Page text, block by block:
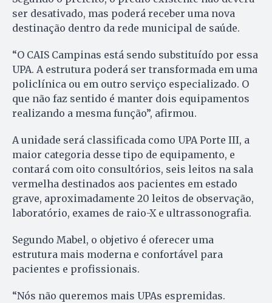
ser desativado, mas poderá receber uma nova
destinação dentro da rede municipal de saúde.
“O CAIS Campinas está sendo substituído por essa
UPA. A estrutura poderá ser transformada em uma
policlínica ou em outro serviço especializado. O
que não faz sentido é manter dois equipamentos
realizando a mesma função”, afirmou.
A unidade será classificada como UPA Porte III, a
maior categoria desse tipo de equipamento, e
contará com oito consultórios, seis leitos na sala
vermelha destinados aos pacientes em estado
grave, aproximadamente 20 leitos de observação,
laboratório, exames de raio-X e ultrassonografia.
Segundo Mabel, o objetivo é oferecer uma
estrutura mais moderna e confortável para
pacientes e profissionais.
“Nós não queremos mais UPAs espremidas.